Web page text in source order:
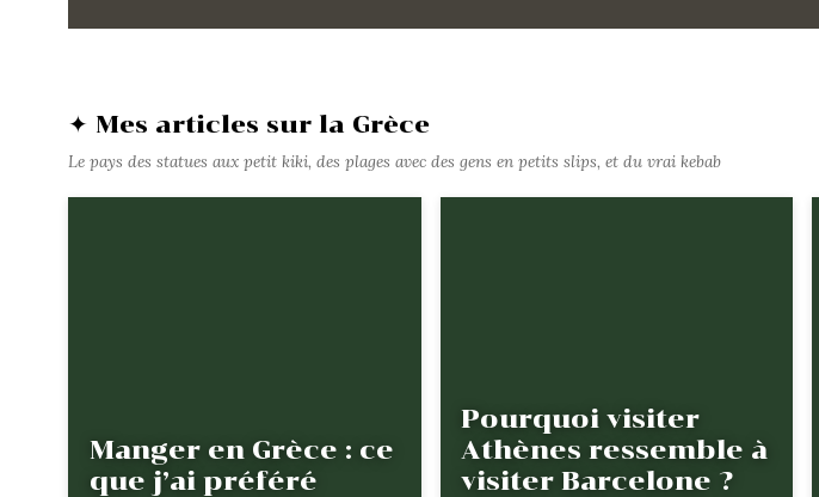
✦ Mes articles sur la Grèce
Le pays des statues aux petit kiki, des plages avec des gens en petits slips, et du vrai kebab
Manger en Grèce : ce
que j’ai préféré
Pourquoi visiter
Athènes ressemble à
visiter Barcelone ?